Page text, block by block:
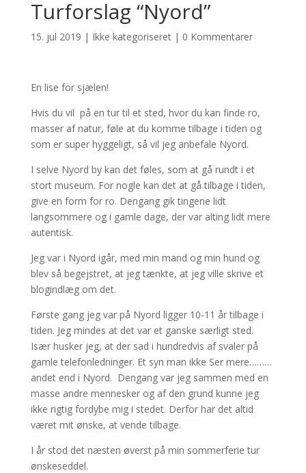
Turforslag “Nyord”
15. jul 2019 | Ikke kategoriseret| 0 Kommentarer
En lise for sjælen!
Hvis du vil på en tur til et sted, hvor du kan finde ro,
masser af natur, føle at du komme tilbage i tiden og
som er super hyggeligt, så vil jeg anbefale Nyord.
I selve Nyord by kan det føles, som at gå rundt i et
stort museum. For nogle kan det at gå tilbage i tiden,
give en form for ro. Dengang gik tingene lidt
langsommere og i gamle dage, der var alting lidt mere
autentisk.
Jeg var i Nyord igår, med min mand og min hund og
blev så begejstret, at jeg tænkte, at jeg ville skrive et
blogindlæg om det.
Første gang jeg var på Nyord ligger 10-11 år tilbage i
tiden. Jeg mindes at det var et ganske særligt sted.
Især husker jeg, at der sad i hundredvis af svaler på
gamle telefonledninger. Et syn man ikke Ser mere………
andet end i Nyord. Dengang var jeg sammen med en
masse andre mennesker og af den grund kunne jeg
ikke rigtig fordybe mig i stedet. Derfor har det altid
været mit ønske, at vende tilbage.
I år stod det næsten øverst på min sommerferie tur
ønskeseddel.